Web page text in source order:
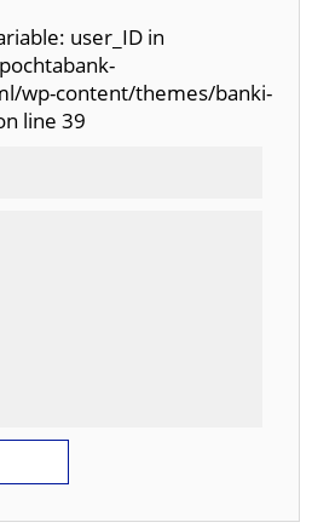
user_ID in
wp-content/themes/banki-
line 39